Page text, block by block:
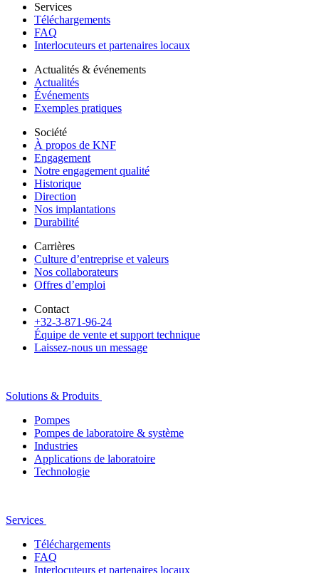
Services
Téléchargements
FAQ
Interlocuteurs et partenaires locaux
Actualités & événements
Actualités
Événements
Exemples pratiques
Société
À propos de KNF
Engagement
Notre engagement qualité
Historique
Direction
Nos implantations
Durabilité
Carrières
Culture d’entreprise et valeurs
Nos collaborateurs
Offres d’emploi
Contact
+32-3-871-96-24
Équipe de vente et support technique
Laissez-nous un message
Solutions & Produits
Pompes
Pompes de laboratoire & système
Industries
Applications de laboratoire
Technologie
Services
Téléchargements
FAQ
Interlocuteurs et partenaires locaux